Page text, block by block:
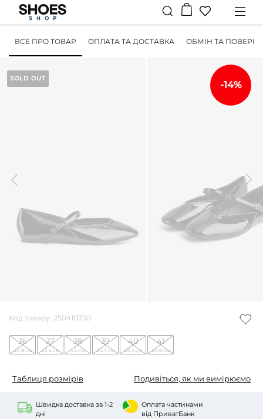
ВСЕ ПРО ТОВАР ОПЛАТА ТА ДОСТАВКА ОБМІН ТА
-14%
SOLD OUT
Код товару: 250410750
36
22,8 см
37
23,4 см
38
24 см
39
24,7 см
40
25,3 см
41
25,9 см
Таблиця розмірів Подивіться, як ми вимірюємо
Швидка доставка за 1-2
дні
Оплата частинами
від ПриватБанк